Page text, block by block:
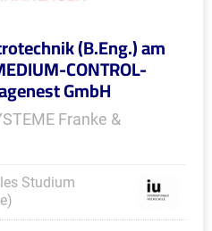
(B.Eng.) am
CONTROL-
GmbH
Franke &
Studium